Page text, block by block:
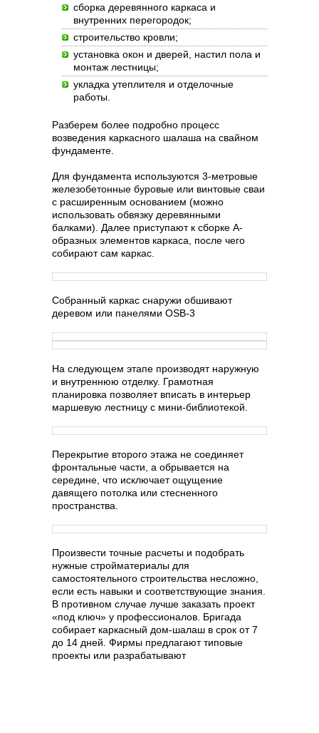
сборка деревянного каркаса и
внутренних перегородок;
строительство кровли;
установка окон и дверей, настил пола и
монтаж лестницы;
укладка утеплителя и отделочные
работы.
Разберем более подробно процесс
возведения каркасного шалаша на свайном
фундаменте.
Для фундамента используются 3-метровые
железобетонные буровые или винтовые сваи
с расширенным основанием (можно
использовать обвязку деревянными
балками). Далее приступают к сборке А-
образных элементов каркаса, после чего
собирают сам каркас.
Собранный каркас снаружи обшивают
деревом или панелями OSB-3
На следующем этапе производят наружную
и внутреннюю отделку. Грамотная
планировка позволяет вписать в интерьер
маршевую лестницу с мини-библиотекой.
Перекрытие второго этажа не соединяет
фронтальные части, а обрывается на
середине, что исключает ощущение
давящего потолка или стесненного
пространства.
Произвести точные расчеты и подобрать
нужные стройматериалы для
самостоятельного строительства несложно,
если есть навыки и соответствующие знания.
В противном случае лучше заказать проект
«под ключ» у профессионалов. Бригада
собирает каркасный дом-шалаш в срок от 7
до 14 дней. Фирмы предлагают типовые
проекты или разрабатывают